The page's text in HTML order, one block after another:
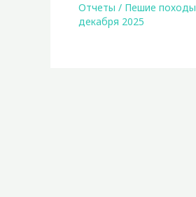
Отчеты / Пешие походы
декабря 2025